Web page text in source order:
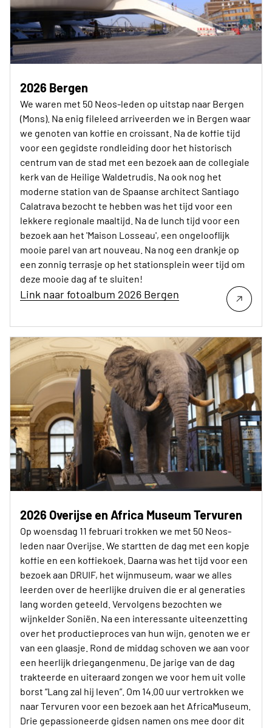
2026 Bergen
We waren met 50 Neos-leden op uitstap naar Bergen
(Mons). Na enig fileleed arriveerden we in Bergen waar
we genoten van koffie en croissant. Na de koffie tijd
voor een gegidste rondleiding door het historisch
centrum van de stad met een bezoek aan de collegiale
kerk van de Heilige Waldetrudis. Na ook nog het
moderne station van de Spaanse architect Santiago
Calatrava bezocht te hebben was het tijd voor een
lekkere regionale maaltijd. Na de lunch tijd voor een
bezoek aan het 'Maison Losseau', een ongelooflijk
mooie parel van art nouveau. Na nog een drankje op
een zonnig terrasje op het stationsplein weer tijd om
deze mooie dag af te sluiten!
Link naar fotoalbum 2026 Bergen
2026 Overijse en Africa Museum Tervuren
Op woensdag 11 februari trokken we met 50 Neos-
leden naar Overijse. We startten de dag met een kopje
koffie en een koffiekoek. Daarna was het tijd voor een
bezoek aan DRUIF, het wijnmuseum, waar we alles
leerden over de heerlijke druiven die er al generaties
lang worden geteeld. Vervolgens bezochten we
wijnkelder Soniën. Na een interessante uiteenzetting
over het productieproces van hun wijn, genoten we er
van een glaasje. Rond de middag schoven we aan voor
een heerlijk driegangenmenu. De jarige van de dag
trakteerde en uiteraard zongen we voor hem uit volle
borst “Lang zal hij leven”. Om 14.00 uur vertrokken we
naar Tervuren voor een bezoek aan het AfricaMuseum.
Drie gepassioneerde gidsen namen ons mee door dit